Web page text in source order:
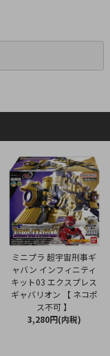
ミニプラ 超宇宙刑事ギ
ャバン インフィニティ
キット03 エクスプレス
ギャバリオン 【 ネコポ
ス不可 】
3,280円(内税)